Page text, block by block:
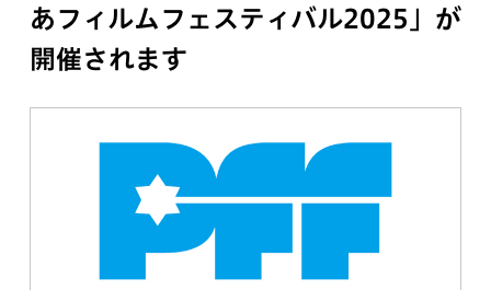
あフィルムフェスティバル2025」が
開催されます